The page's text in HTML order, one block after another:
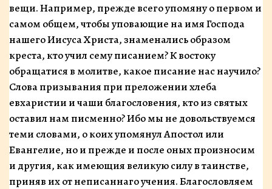
вещи. Напри­мер, прежде всего упомяну о первом и
самом общем, чтобы уповающие на имя Господа
нашего Иисуса Христа, знаменались образом
креста, кто учил сему писанием? К востоку
обращатися в молитве, какое пи­сание нас научило?
Слова призывания при преложении хлеба
евхаристии и чаши благословения, кто из святых
оставил нам писменно? Ибо мы не довольствуемся
теми словами, о коих упомянул Апостол или
Евангелие, но и прежде и после оных произносим
и другия, как имеющия великую силу в таинстве,
при­няв их от неписаннаго учения. Благословляем